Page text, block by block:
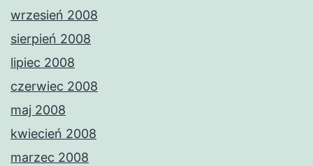
wrzesień 2008
sierpień 2008
lipiec 2008
czerwiec 2008
maj 2008
kwiecień 2008
marzec 2008